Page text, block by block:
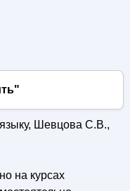
Шевцова С.В.,
на курсах